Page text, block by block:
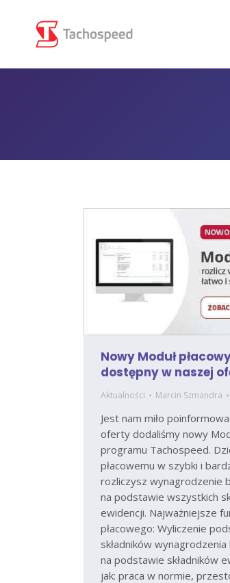
Nowy Moduł
dostępny w naszej
Aktualności Marcin Szmandra
Jest nam miło
oferty dodaliśmy nowy
programu Tachospeed.
płacowemu w szybki i
rozliczysz wynagrodzenie
na podstawie wszystkich
ewidencji. Najważniejsze
płacowego: Wyliczenie
składników
na podstawie składników
jak: praca w normie,